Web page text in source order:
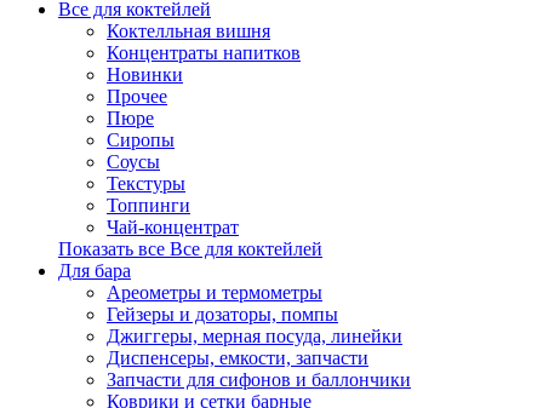
Все для коктейлей
Коктелльная вишня
Концентраты напитков
Новинки
Прочее
Пюре
Сиропы
Соусы
Текстуры
Топпинги
Чай-концентрат
Показать все Все для коктейлей
Для бара
Ареометры и термометры
Гейзеры и дозаторы, помпы
Джиггеры, мерная посуда, линейки
Диспенсеры, емкости, запчасти
Запчасти для сифонов и баллончики
Коврики и сетки барные